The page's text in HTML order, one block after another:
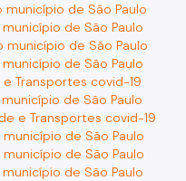
de São Paulo
de São Paulo
de São Paulo
de São Paulo
Transportes covid-19
de São Paulo
e Transportes covid-19
de São Paulo
de São Paulo
de São Paulo